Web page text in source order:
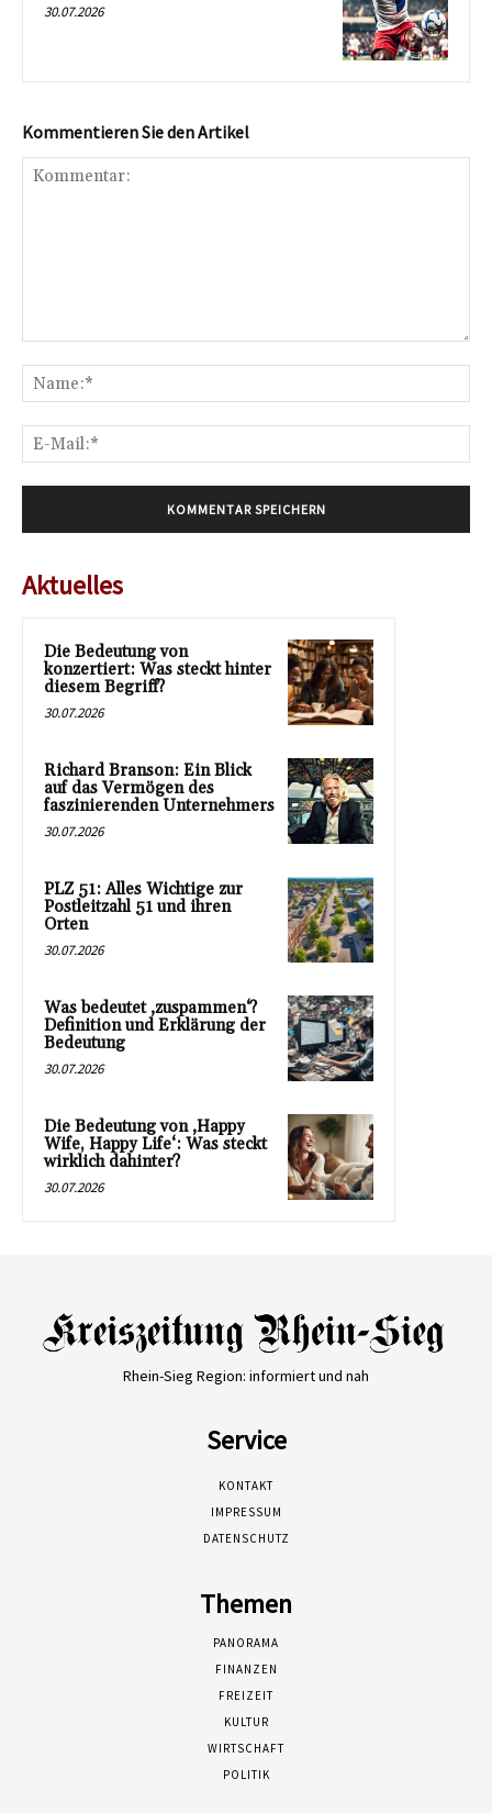
30.07.2026
Kommentieren Sie den Artikel
Aktuelles
Die Bedeutung von
konzertiert: Was steckt hinter
diesem Begriff?
30.07.2026
Richard Branson: Ein Blick
auf das Vermögen des
faszinierenden Unternehmers
30.07.2026
PLZ 51: Alles Wichtige zur
Postleitzahl 51 und ihren
Orten
30.07.2026
Was bedeutet ‚zuspammen‘?
Definition und Erklärung der
Bedeutung
30.07.2026
Die Bedeutung von ‚Happy
Wife, Happy Life‘: Was steckt
wirklich dahinter?
30.07.2026
Rhein-Sieg Region: informiert und nah
Service
KONTAKT
IMPRESSUM
DATENSCHUTZ
Themen
PANORAMA
FINANZEN
FREIZEIT
KULTUR
WIRTSCHAFT
POLITIK